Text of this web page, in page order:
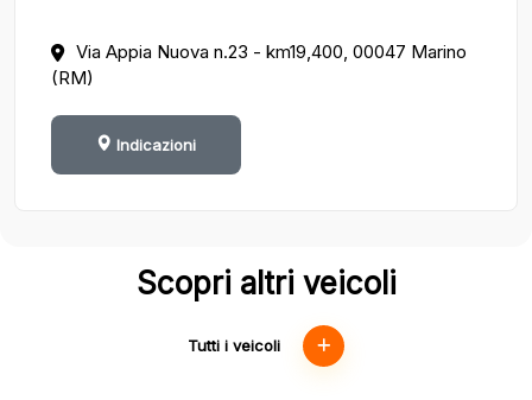
Via Appia Nuova n.23 - km19,400, 00047 Marino
(RM)
Indicazioni
Scopri altri veicoli
Tutti i veicoli